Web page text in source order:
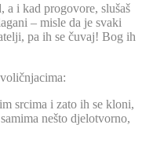
a i kad progovore, slušaš
– misle da je svaki
pa ih se čuvaj! Bog ih
srcima i zato ih se kloni,
nešto djelotvorno,